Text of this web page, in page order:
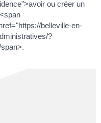
ou créer un
belleville-en-
?